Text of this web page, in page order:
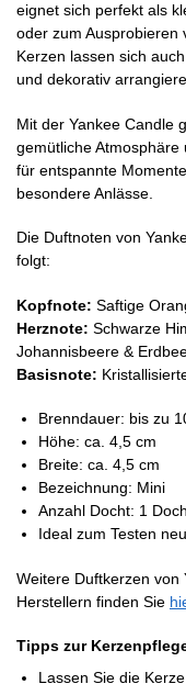
eignet sich perfekt als
oder zum Ausprobieren
Kerzen lassen sich
und dekorativ
Mit der Yankee Candle
gemütliche
für entspannte
besondere Anlässe.
Die Duftnoten von
folgt:
Kopfnote: Saftige
Herznote: Schwarze
Johannisbeere &
Basisnote:
Brenndauer: bis zu
Höhe: ca. 4,5 cm
Breite: ca. 4,5 cm
Bezeichnung: Mini
Anzahl Docht: 1
Ideal zum Testen
Weitere Duftkerzen von
Herstellern finden Sie
Tipps zur
Lassen Sie die